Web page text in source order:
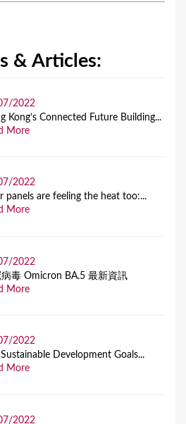
& Articles:
2022
Kong’s Connected Future Building...
More
2022
panels are feeling the heat too:...
More
2022
病毒 Omicron BA.5 最新資訊
More
2022
Sustainable Development Goals...
More
2022